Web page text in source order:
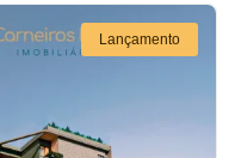
Lançamento